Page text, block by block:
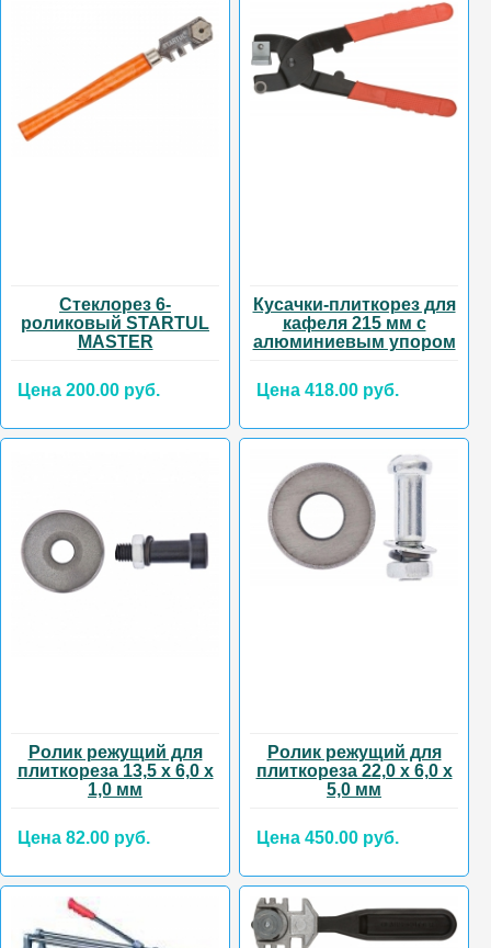
Стеклорез 6-
роликовый STARTUL
MASTER
Цена 200.00 руб.
Кусачки-плиткорез для
кафеля 215 мм с
алюминиевым упором
Цена 418.00 руб.
Ролик режущий для
плиткореза 13,5 х 6,0 х
1,0 мм
Цена 82.00 руб.
Ролик режущий для
плиткореза 22,0 х 6,0 х
5,0 мм
Цена 450.00 руб.